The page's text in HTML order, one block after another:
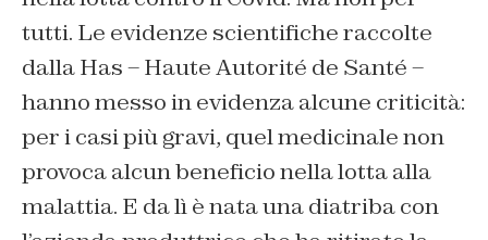
tutti. Le evidenze scientifiche raccolte
dalla Has – Haute Autorité de Santé –
hanno messo in evidenza alcune criticità:
per i casi più gravi, quel medicinale non
provoca alcun beneficio nella lotta alla
malattia. E da lì è nata una diatriba con